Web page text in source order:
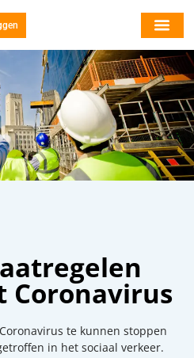
te kunnen stoppen
in het sociaal verkeer.